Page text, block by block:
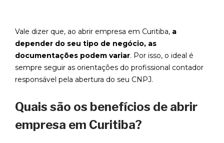
Vale dizer que, ao abrir empresa em Curitiba, a
depender do seu tipo de negócio, as
documentações podem variar. Por isso, o ideal é
sempre seguir as orientações do profissional contador
responsável pela abertura do seu CNPJ.
Quais são os benefícios de abrir
empresa em Curitiba?